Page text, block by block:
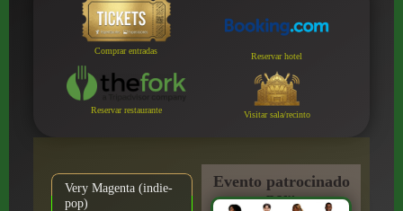
Comprar entradas
Reservar hotel
Reservar restaurante Visitar sala/recinto
Very Magenta (indie-
pop)
Evento patrocinado
por: